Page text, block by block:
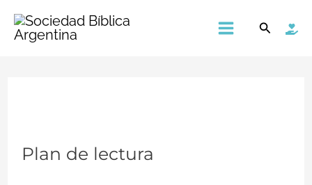
MainBuscar
Plan de lectura